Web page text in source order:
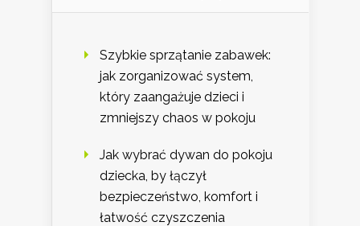
Szybkie sprzątanie zabawek:
jak zorganizować system,
który zaangażuje dzieci i
zmniejszy chaos w pokoju
Jak wybrać dywan do pokoju
dziecka, by łączył
bezpieczeństwo, komfort i
łatwość czyszczenia